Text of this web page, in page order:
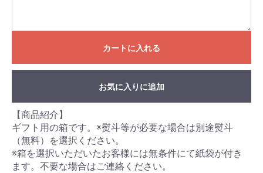
カートに入れる
お気に入りに追加
【商品紹介】
ギフト用の箱です。※熨斗等が必要な場合は別途熨斗
（無料）を選択ください。
※箱を選択いただいたお客様には無条件にて紙袋が付き
ます。不要な場合はご連絡ください。